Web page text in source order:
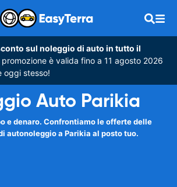
sul noleggio di auto in tutto il
è valida fino a 11 agosto 2026
oggi stesso!
Auto Parikia
e denaro. Confrontiamo le offerte delle
autonoleggio a Parikia al posto tuo.